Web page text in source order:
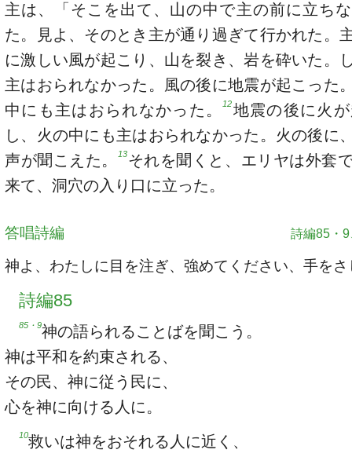
主は、「そこを出て、山の中で主の前に立ち
た。見よ、そのとき主が通り過ぎて行かれた。
に激しい風が起こり、山を裂き、岩を砕いた。
主はおられなかった。風の後に地震が起こった
中にも主はおられなかった。12地震の後に火
し、火の中にも主はおられなかった。火の後に
声が聞こえた。
13それを聞くと、エリヤは外套
来て、洞穴の入り口に立った。
答唱詩編 詩編85・
神よ、わたしに目を注ぎ、強めてください、手を
詩編85
85・9神の語られることばを聞こう。
神は平和を約束される、
その民、神に従う民に、
心を神に向ける人に。
10救いは神をおそれる人に近く、